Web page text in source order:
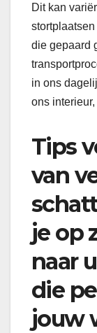
Dit kan
die gepaard
in ons
ons
Tips
van
je op
naar
die
jouw